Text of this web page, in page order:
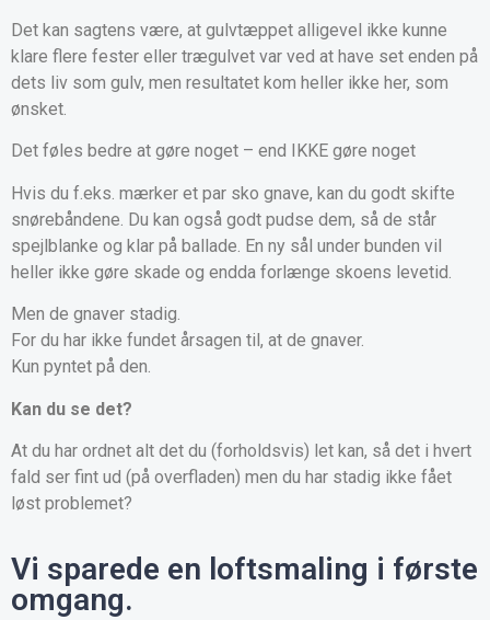
Det kan sagtens være, at gulvtæppet alligevel ikke kunne
klare flere fester eller trægulvet var ved at have set enden på
dets liv som gulv, men resultatet kom heller ikke her, som
ønsket.
Det føles bedre at gøre noget – end IKKE gøre noget
Hvis du f.eks. mærker et par sko gnave, kan du godt skifte
snørebåndene. Du kan også godt pudse dem, så de står
spejlblanke og klar på ballade. En ny sål under bunden vil
heller ikke gøre skade og endda forlænge skoens levetid.
Men de gnaver stadig.
For du har ikke fundet årsagen til, at de gnaver.
Kun pyntet på den.
Kan du se det?
At du har ordnet alt det du (forholdsvis) let kan, så det i hvert
fald ser fint ud (på overfladen) men du har stadig ikke fået
løst problemet?
Vi sparede en loftsmaling i første
omgang.